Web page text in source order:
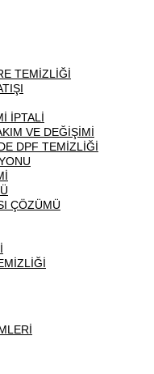
TEMİZLİĞİ
İPTALİ
VE DEĞİŞİMİ
DPF TEMİZLİĞİ
ÇÖZÜMÜ